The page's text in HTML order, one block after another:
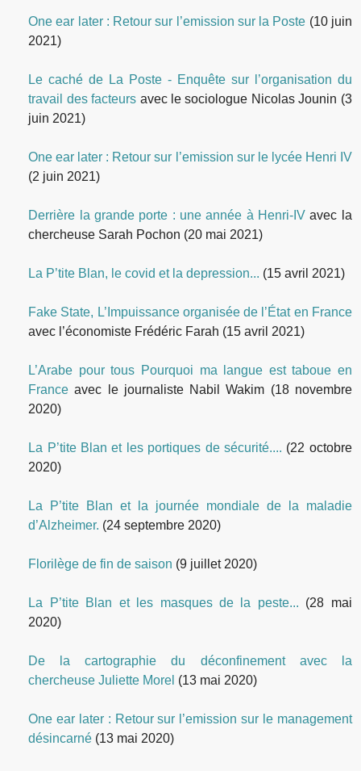
One ear later : Retour sur l’emission sur la Poste (10 juin
2021)
Le caché de La Poste - Enquête sur l’organisation du
travail des facteurs avec le sociologue Nicolas Jounin (3
juin 2021)
One ear later : Retour sur l’emission sur le lycée Henri IV
(2 juin 2021)
Derrière la grande porte : une année à Henri-IV avec la
chercheuse Sarah Pochon (20 mai 2021)
La P’tite Blan, le covid et la depression... (15 avril 2021)
Fake State, L’Impuissance organisée de l’État en France
avec l’économiste Frédéric Farah (15 avril 2021)
L’Arabe pour tous Pourquoi ma langue est taboue en
France avec le journaliste Nabil Wakim (18 novembre
2020)
La P’tite Blan et les portiques de sécurité.... (22 octobre
2020)
La P’tite Blan et la journée mondiale de la maladie
d’Alzheimer. (24 septembre 2020)
Florilège de fin de saison (9 juillet 2020)
La P’tite Blan et les masques de la peste... (28 mai
2020)
De la cartographie du déconfinement avec la
chercheuse Juliette Morel (13 mai 2020)
One ear later : Retour sur l’emission sur le management
désincarné (13 mai 2020)